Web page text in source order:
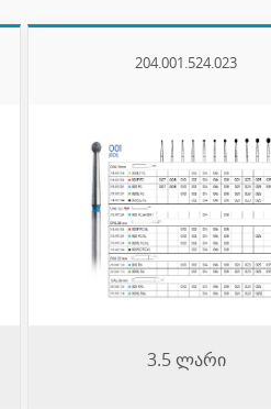
204.001.524.023
3.5 ლარი